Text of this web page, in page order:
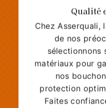
Qualité
Chez
de nos
sélectionnons
matériaux pour
nos
protection
Faites